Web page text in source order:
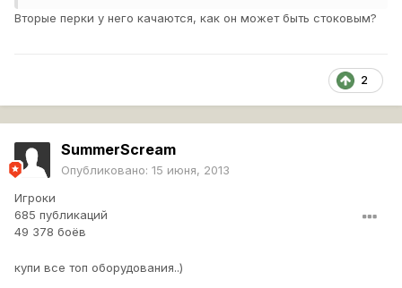
Вторые перки у него качаются, как он может быть стоковым?
2
SummerScream
Опубликовано: 15 июня, 2013
Игроки
685 публикаций
49 378 боёв
купи все топ оборудования..)